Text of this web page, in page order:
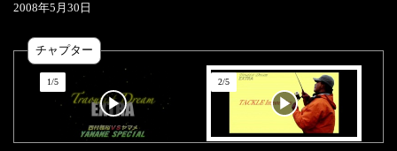
2008年5 月 30 日
チャプター
1/5 2/5